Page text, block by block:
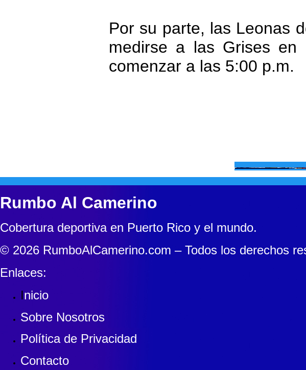
Por su parte, las Leonas
medirse a las Grises en
comenzar a las 5:00 p.m.
Rumbo Al Camerino
Cobertura deportiva en Puerto Rico y el mundo.
© 2026 RumboAlCamerino.com – Todos los derechos
Enlaces:
Inicio
Sobre Nosotros
Política de Privacidad
Contacto